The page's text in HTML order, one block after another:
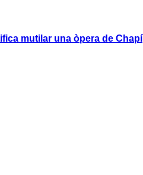
mutilar una òpera de Chapí